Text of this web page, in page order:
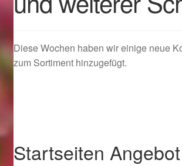
Geschenkideen für Weihnachten 2023
Halloween Schmuck online kaufen 2015
Diese Wochen haben wir einige neue
zum Sortiment hinzugefügt.
Startseiten Angebot